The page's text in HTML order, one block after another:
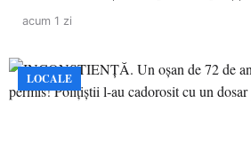
acum 1 zi
LOCALE